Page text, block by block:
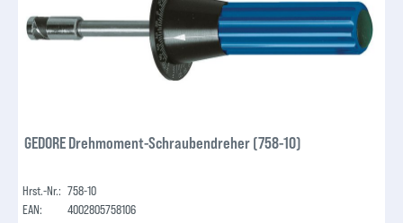
GEDORE Drehmoment-Schraubendreher (758-10)
Hrst.-Nr.: 758-10
EAN:
4002805758106